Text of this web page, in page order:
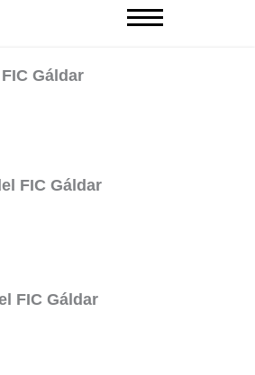
Gáldar
FIC Gáldar
FIC Gáldar